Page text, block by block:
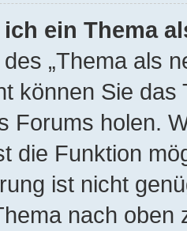
ein Thema
„Thema als
können Sie
Forums holen.
die Funktion
ist nicht
nach oben